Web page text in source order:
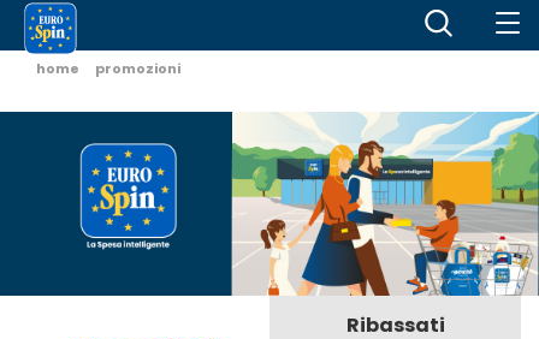
home promozioni
Ribassati